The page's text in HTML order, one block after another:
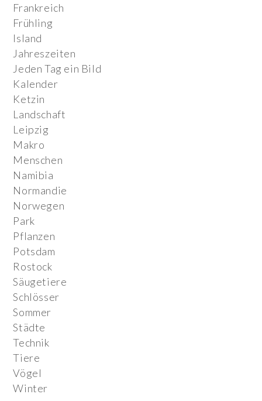
Frankreich
Frühling
Island
Jahreszeiten
Jeden Tag ein Bild
Kalender
Ketzin
Landschaft
Leipzig
Makro
Menschen
Namibia
Normandie
Norwegen
Park
Pflanzen
Potsdam
Rostock
Säugetiere
Schlösser
Sommer
Städte
Technik
Tiere
Vögel
Winter